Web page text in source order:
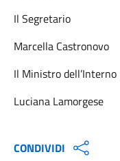
Il Segretario
Marcella
Il Ministro
Luciana Lamorgese
CONDIVIDI